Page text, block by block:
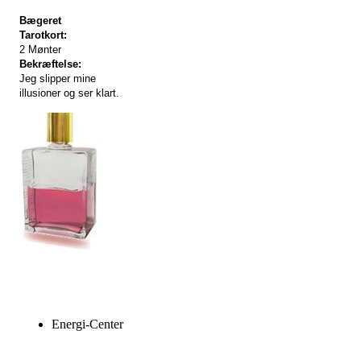
Bægeret
Tarotkort:
2 Mønter
Bekræftelse:
Jeg slipper mine
illusioner og ser klart.
Energi-Center